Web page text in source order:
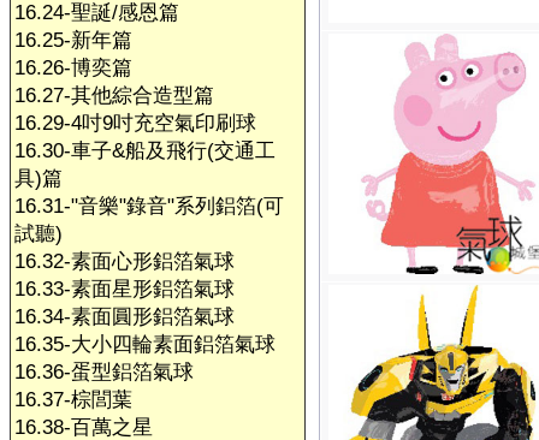
16.24-聖誕/感恩篇
16.25-新年篇
16.26-博奕篇
16.27-其他綜合造型篇
16.29-4吋9吋充空氣印刷球
16.30-車子&船及飛行(交通工
具)篇
16.31-"音樂"錄音"系列鋁箔(可
試聽)
16.32-素面心形鋁箔氣球
16.33-素面星形鋁箔氣球
16.34-素面圓形鋁箔氣球
16.35-大小四輪素面鋁箔氣球
16.36-蛋型鋁箔氣球
16.37-棕閭葉
16.38-百萬之星